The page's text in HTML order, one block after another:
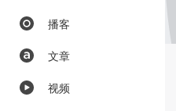
播客
文章
视频